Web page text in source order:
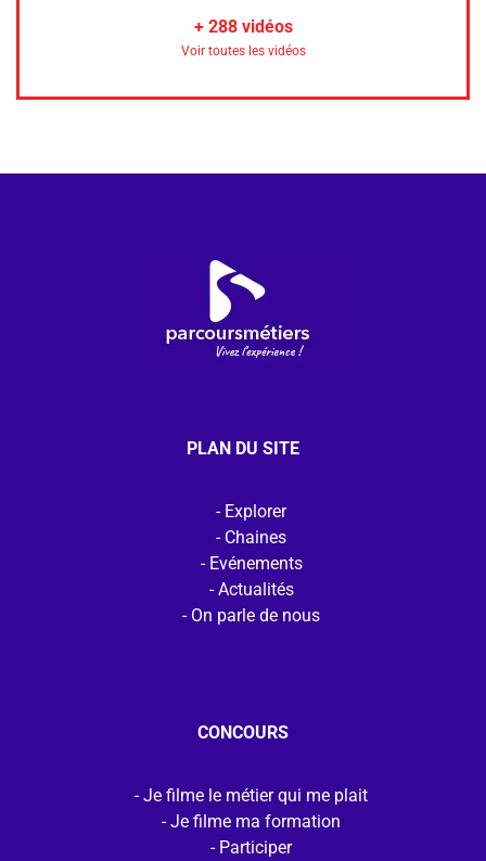
+ 288vidéos
Voir toutes les vidéos
PLAN DU SITE
Explorer
Chaines
Evénements
Actualités
On parle de nous
CONCOURS
Je filme le métier qui me plait
Je filme ma formation
Participer